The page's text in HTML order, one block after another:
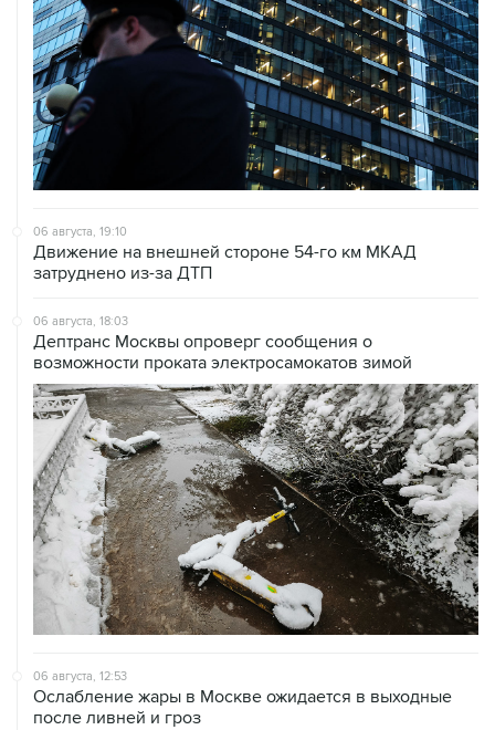
06 августа, 19:10
Движение на внешней стороне 54-го км МКАД
затруднено из-за ДТП
06 августа, 18:03
Дептранс Москвы опроверг сообщения о
возможности проката электросамокатов зимой
06 августа, 12:53
Ослабление жары в Москве ожидается в выходные
после ливней и гроз